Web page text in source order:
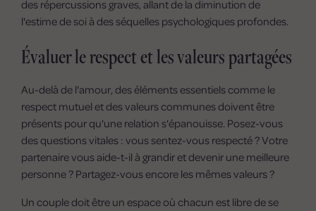
des répercussions graves, allant de la diminution de
l'estime de soi à des séquelles psychologiques profondes.
Évaluer le respect et les valeurs partagées
Au-delà de l'amour, des éléments essentiels comme le
respect mutuel et des valeurs communes doivent être
présents pour qu'une relation s'épanouisse. Posez-vous
des questions vitales : vous sentez-vous respecté ? Votre
partenaire vous aide-t-il à grandir et devenir une meilleure
personne ? Partagez-vous encore les mêmes valeurs ?
Un couple doit être un espace où chacun est libre de se